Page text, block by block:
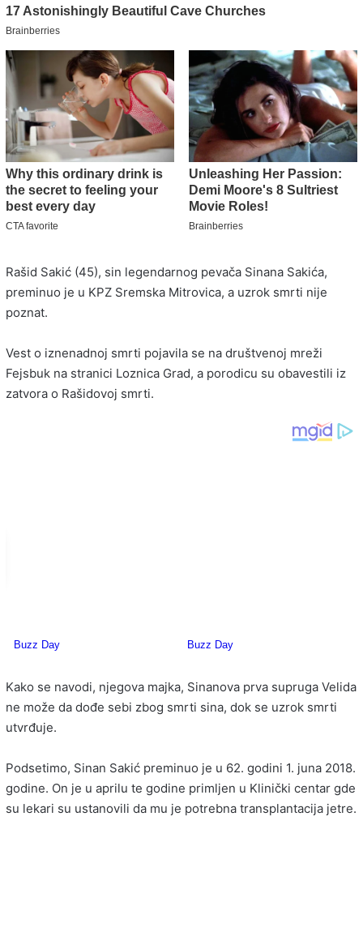
Rašid Sakić (45), sin legendarnog pevača Sinana Sakića,
preminuo je u KPZ Sremska Mitrovica, a uzrok smrti nije
poznat.
Vest o iznenadnoj smrti pojavila se na društvenoj mreži
Fejsbuk na stranici Loznica Grad, a porodicu su obavestili iz
zatvora o Rašidovoj smrti.
Kako se navodi, njegova majka, Sinanova prva supruga Velida
ne može da dođe sebi zbog smrti sina, dok se uzrok smrti
utvrđuje.
Podsetimo, Sinan Sakić preminuo je u 62. godini 1. juna 2018.
godine. On je u aprilu te godine primljen u Klinički centar gde
su lekari su ustanovili da mu je potrebna transplantacija jetre.